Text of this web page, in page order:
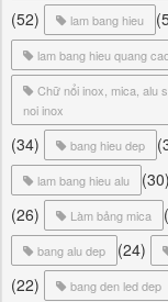
(52) lam bang hieu
lam bang hieu quang
Chữ nổi inox, mica, alu
noi inox
(34) bang hieu dep
lam bang hieu alu (30)
(26) Làm bảng mica
bang alu dep (24)
(22) bang den led dep